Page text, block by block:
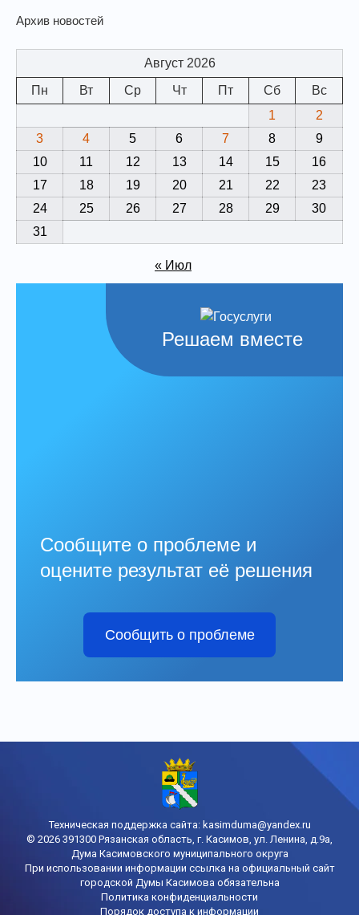
Архив новостей
Август 2026
Пн
Вт Ср Чт Пт Сб
Вс
1
2
3
4 5 6 7 8
9
10
11 12 13 14 15
16
17
18 19 20 21 22
23
24
25 26 27 28 29
30
31
« Июл
Решаем вместе
Сообщите о проблеме и
оцените результат её решения
Сообщить о проблеме
Техническая поддержка сайта: kasimduma@yandex.ru
© 2026 391300 Рязанская область, г. Касимов, ул. Ленина, д.9а,
Дума Касимовского муниципального округа
При использовании информации ссылка на официальный сайт
городской Думы Касимова обязательна
Политика конфиденциальности
Порядок доступа к информации